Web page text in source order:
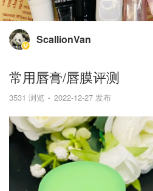
ScallionVan
常用唇膏/唇膜评测
3531 浏览 2022-12-27 发布